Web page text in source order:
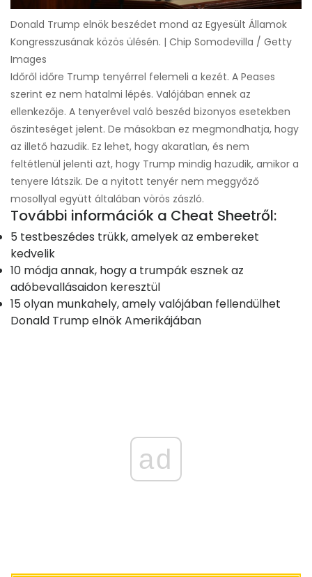
Donald Trump elnök beszédet mond az Egyesült Államok
Kongresszusának közös ülésén. | Chip Somodevilla / Getty
Images
Időről időre Trump tenyérrel felemeli a kezét. A Peases
szerint ez nem hatalmi lépés. Valójában ennek az
ellenkezője. A tenyerével való beszéd bizonyos esetekben
őszinteséget jelent. De másokban ez megmondhatja, hogy
az illető hazudik. Ez lehet, hogy akaratlan, és nem
feltétlenül jelenti azt, hogy Trump mindig hazudik, amikor a
tenyere látszik. De a nyitott tenyér nem meggyőző
mosollyal együtt általában vörös zászló.
További információk a Cheat Sheetről:
5 testbeszédes trükk, amelyek az embereket
kedvelik
10 módja annak, hogy a trumpák esznek az
adóbevallásaidon keresztül
15 olyan munkahely, amely valójában fellendülhet
Donald Trump elnök Amerikájában
ad